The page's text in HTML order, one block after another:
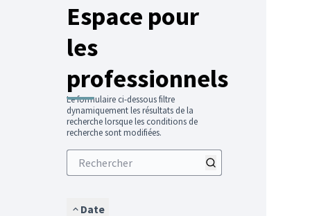
Espace pour
les
professionnels
Le formulaire ci-dessous filtre
dynamiquement les résultats de la
recherche lorsque les conditions de
recherche sont modifiées.
Date